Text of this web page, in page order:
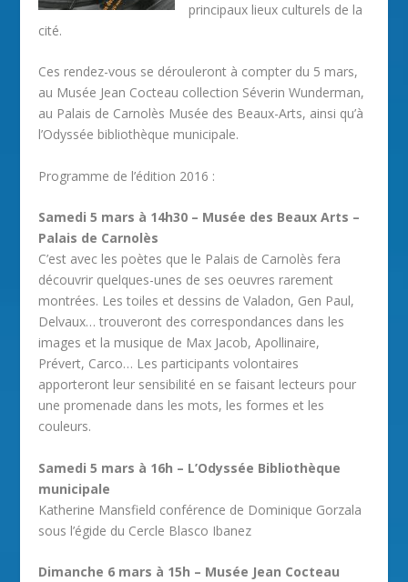
principaux lieux culturels de la
cité.
Ces rendez-vous se dérouleront à compter du 5 mars,
au Musée Jean Cocteau collection Séverin Wunderman,
au Palais de Carnolès Musée des Beaux-Arts, ainsi qu’à
l’Odyssée bibliothèque municipale.
Programme de l’édition 2016 :
Samedi 5 mars à 14h30 – Musée des Beaux Arts –
Palais de Carnolès
C’est avec les poètes que le Palais de Carnolès fera
découvrir quelques-unes de ses oeuvres rarement
montrées. Les toiles et dessins de Valadon, Gen Paul,
Delvaux… trouveront des correspondances dans les
images et la musique de Max Jacob, Apollinaire,
Prévert, Carco… Les participants volontaires
apporteront leur sensibilité en se faisant lecteurs pour
une promenade dans les mots, les formes et les
couleurs.
Samedi 5 mars à 16h – L’Odyssée Bibliothèque
municipale
Katherine Mansfield conférence de Dominique Gorzala
sous l’égide du Cercle Blasco Ibanez
Dimanche 6 mars à 15h – Musée Jean Cocteau